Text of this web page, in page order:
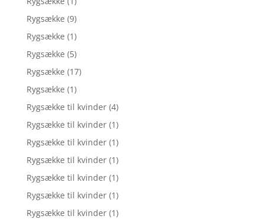
Rygsække (9)
Rygsække (1)
Rygsække (5)
Rygsække (17)
Rygsække (1)
Rygsække til kvinder (4)
Rygsække til kvinder (1)
Rygsække til kvinder (1)
Rygsække til kvinder (1)
Rygsække til kvinder (1)
Rygsække til kvinder (1)
Rygsække til kvinder (1)